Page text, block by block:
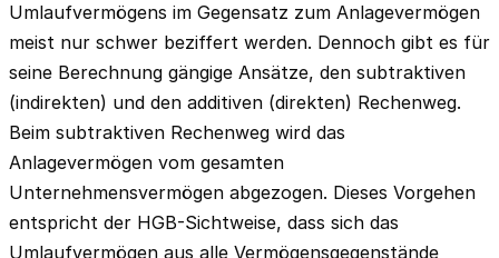
Umlaufvermögens im Gegensatz zum Anlagevermögen
meist nur schwer beziffert werden. Dennoch gibt es für
seine Berechnung gängige Ansätze, den subtraktiven
(indirekten) und den additiven (direkten) Rechenweg.
Beim subtraktiven Rechenweg wird das
Anlagevermögen vom gesamten
Unternehmensvermögen abgezogen. Dieses Vorgehen
entspricht der HGB-Sichtweise, dass sich das
Umlaufvermögen aus alle Vermögensgegenstände